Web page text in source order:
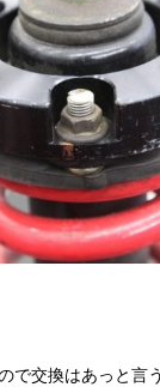
で交換はあっと言